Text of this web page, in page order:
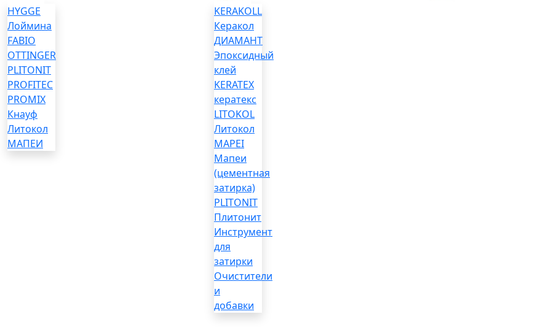
HYGGE
Лоймина
FABIO
OTTINGER
PLITONIT
PROFITEC
PROMIX
Кнауф
Литокол
МАПЕИ
KERAKOLL
Керакол
ДИАМАНТ
Эпоксидный
клей
KERATEX
кератекс
LITOKOL
Литокол
MAPEI
Мапеи
(цементная
затирка)
PLITONIT
Плитонит
Инструмент
для
затирки
Очистители
и
добавки